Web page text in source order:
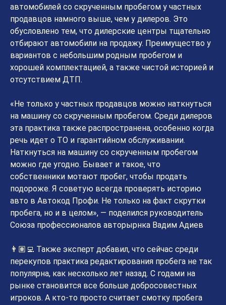
автомобилей со скрученным пробегом у частных
продавцов намного выше, чем у дилеров. Это
обусловлено тем, что дилерские центры тщательно
отбирают автомобили на продажу. Преимущество у
вариантов с небольшим родным пробегом и
хорошей комплектацией, а также чистой историей и
отсутствием ДТП.
«Не только у частных продавцов можно наткнуться
на машину со скрученным пробегом. Среди дилеров
эта практика также распространена, особенно когда
речь идет о ТО и гарантийном обслуживании.
Наткнуться на машину со скрученным пробегом
можно где угодно. Бывает и такое, что
собственники мотают пробег, чтобы продать
подороже. Я советую всегда проверять историю
авто в Автокод Профи. Не только на факт скрутки
пробега, но и в целом», — поделился руководитель
Союза профессионалов авторырнка Вадим Адиев
👨🏽‍💻 Также эксперт добавил, что сейчас среди
перекупов практика редактирования пробега не так
популярна, как несколько лет назад. С годами на
рынке становится все больше добросовестных
игроков. А кто-то просто считает смотку пробега